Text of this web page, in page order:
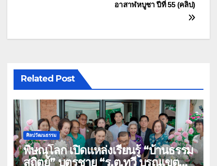
อาสาฬหบูชา ปีที่ 55 (คลิป)
Related Post
ศิลปวัฒนธรรม
พิษณุโลก เปิดแหล่งเรียนรู้ “บ้านธรรม
สถิตย์” บุตรชาย “ร.ต.ทวี บูรณเขต